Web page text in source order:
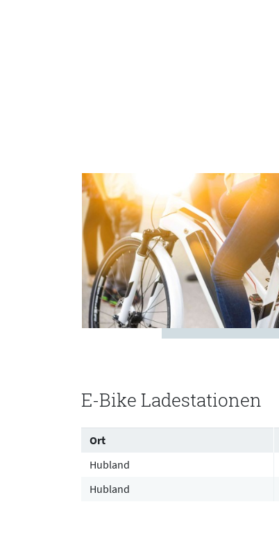
E-Bike Ladestationen
Table caption.
Ort
Hubland
Hubland